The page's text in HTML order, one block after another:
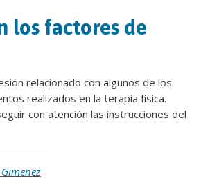
los factores de
relacionado con algunos de los
realizados en la terapia física.
con atención las instrucciones del